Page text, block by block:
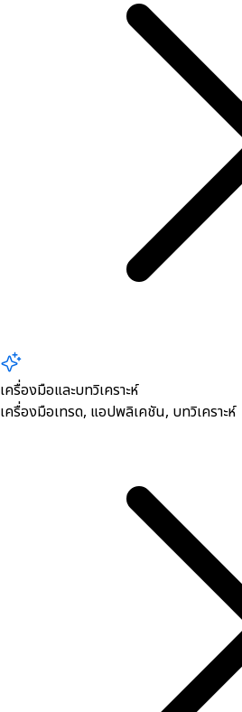
เครื่องมือและบทวิเคราะห์
เครื่องมือเทรด, ​แอปพลิเคชัน, บทวิเคราะห์